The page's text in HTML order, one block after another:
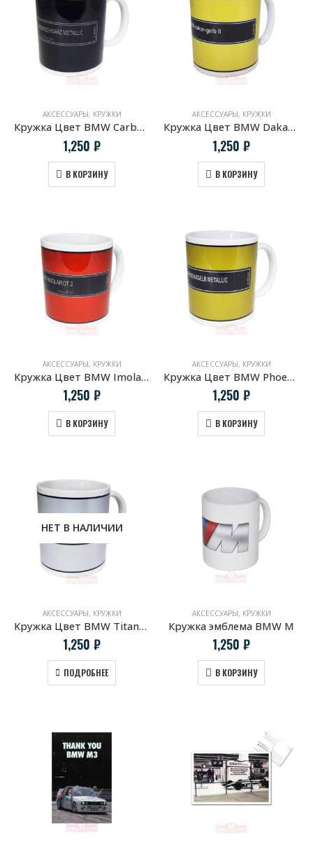
АКСЕССУАРЫ, КРУЖКИ
Кружка Цвет BMW Carbonschwarz Metallic
1,250 ₽
В КОРЗИНУ
АКСЕССУАРЫ, КРУЖКИ
Кружка Цвет BMW Dakar Gelb
1,250 ₽
В КОРЗИНУ
АКСЕССУАРЫ, КРУЖКИ
Кружка Цвет BMW Imola red
1,250 ₽
В КОРЗИНУ
АКСЕССУАРЫ, КРУЖКИ
Кружка Цвет BMW Phoenixgelb Metallic
1,250 ₽
В КОРЗИНУ
НЕТ В НАЛИЧИИ
АКСЕССУАРЫ, КРУЖКИ
Кружка Цвет BMW Titansilber Metallic
1,250 ₽
ПОДРОБНЕЕ
АКСЕССУАРЫ, КРУЖКИ
Кружка эмблема BMW M
1,250 ₽
В КОРЗИНУ